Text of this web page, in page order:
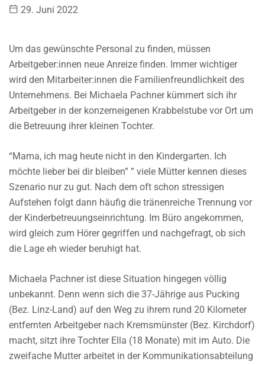
29. Juni 2022
Um das gewünschte Personal zu finden, müssen
Arbeitgeber:innen neue Anreize finden. Immer wichtiger
wird den Mitarbeiter:innen die Familienfreundlichkeit des
Unternehmens. Bei Michaela Pachner kümmert sich ihr
Arbeitgeber in der konzerneigenen Krabbelstube vor Ort um
die Betreuung ihrer kleinen Tochter.
“Mama, ich mag heute nicht in den Kindergarten. Ich
möchte lieber bei dir bleiben” ” viele Mütter kennen dieses
Szenario nur zu gut. Nach dem oft schon stressigen
Aufstehen folgt dann häufig die tränenreiche Trennung vor
der Kinderbetreuungseinrichtung. Im Büro angekommen,
wird gleich zum Hörer gegriffen und nachgefragt, ob sich
die Lage eh wieder beruhigt hat.
Michaela Pachner ist diese Situation hingegen völlig
unbekannt. Denn wenn sich die 37-Jährige aus Pucking
(Bez. Linz-Land) auf den Weg zu ihrem rund 20 Kilometer
entfernten Arbeitgeber nach Kremsmünster (Bez. Kirchdorf)
macht, sitzt ihre Tochter Ella (18 Monate) mit im Auto. Die
zweifache Mutter arbeitet in der Kommunikationsabteilung